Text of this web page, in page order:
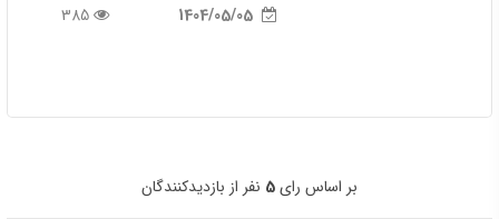
1404/05/05
385
بر اساس رای5 نفر از بازدیدکنندگان